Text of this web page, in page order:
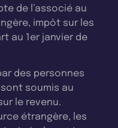
de l’associé au
impôt sur les
au 1er janvier de
des personnes
soumis au
le revenu.
étrangère, les